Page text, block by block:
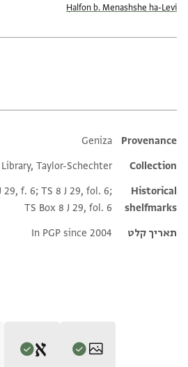
Ḥalfon b. Menashshe ha-Levi
Additional metadata
Provenance
Geniza
Collection
Taylor-Schechter
Historical
shelfmarks
29, f. 6; TS 8 J 29, fol. 6;
TS Box 8 J 29, fol. 6
תאריך קלט
In PGP since 2004